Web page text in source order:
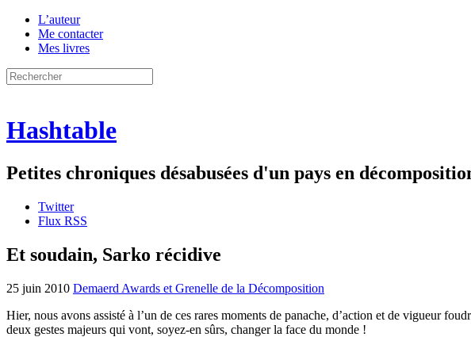
L’auteur
Me contacter
Mes livres
Hashtable
Petites chroniques désabusées d'un pays en
Twitter
Flux RSS
Et soudain, Sarko récidive
25 juin 2010 Demaerd Awards et Grenelle de la Décomposition
Hier, nous avons assisté à l’un de ces rares moments de panache, d’action et de vigueur
deux gestes majeurs qui vont, soyez-en sûrs, changer la face du monde !